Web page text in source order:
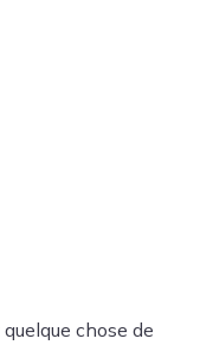
chose de